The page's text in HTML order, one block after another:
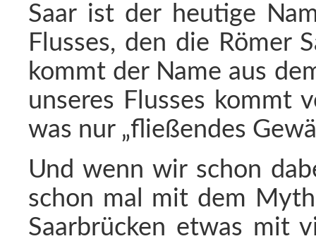
Saar ist der heutige
Flusses, den die Römer
kommt der Name aus
unseres Flusses kommt
was nur „fließendes
Und wenn wir schon
schon mal mit dem
Saarbrücken etwas mit